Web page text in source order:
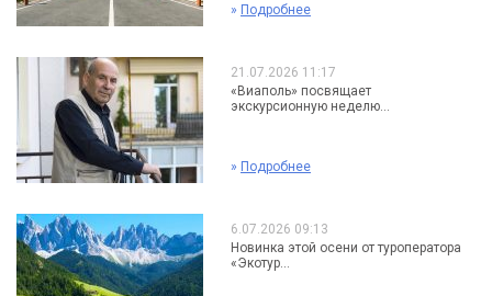
» Подробнее
21.07.2026 11:17
«Виаполь» посвящает
экскурсионную неделю...
» Подробнее
6.07.2026 09:13
Новинка этой осени от туроператора
«Экотур...